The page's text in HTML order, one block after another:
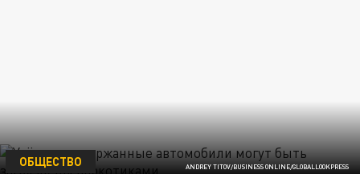
ANDREY TITOV/BUSINESS ONLINE/GLOBALLOOKPRESS
ОБЩЕСТВО